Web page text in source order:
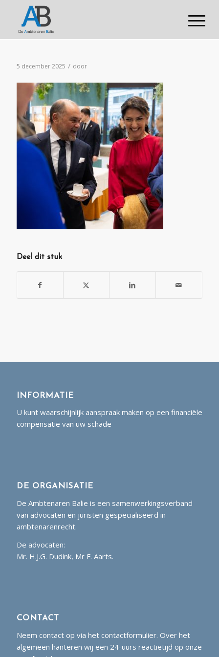
5 december 2025 / door
Deel dit stuk
INFORMATIE
U kunt waarschijnlijk aanspraak maken op een financiële
compensatie van uw schade
DE ORGANISATIE
De Ambtenaren Balie is een samenwerkingsverband
van advocaten en juristen gespecialiseerd in
ambtenarenrecht.
De advocaten:
Mr. H.J.G. Dudink, Mr F. Aarts.
CONTACT
Neem contact op via het contactformulier. Over het
algemeen hanteren wij een 24-uurs reactietijd op onze